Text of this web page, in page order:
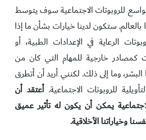
للروبوتات الاجتماعية سوف يتوسط
ستكون لدينا خيارات بشأن ما إذا
الرعاية في الإعدادات الطبية، أو
كمصادر خارجية للمهام التي كان من
وما إلى ذلك. لكنني أريد أن أتطرق
للروبوتات الاجتماعية.أعتقد أن
يمكن أن يكون له تأثير عميق
وخياراتنا الأخلاقية.